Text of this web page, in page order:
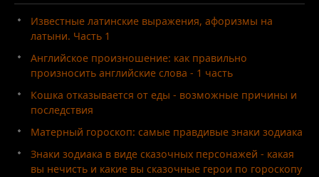
Известные латинские выражения, афоризмы на
латыни. Часть 1
Английское произношение: как правильно
произносить английские слова - 1 часть
Кошка отказывается от еды - возможные причины и
последствия
Матерный гороскоп: самые правдивые знаки зодиака
Знаки зодиака в виде сказочных персонажей - какая
вы нечисть и какие вы сказочные герои по гороскопу